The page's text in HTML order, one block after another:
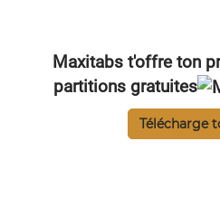
Maxitabs t'offre ton
partitions gratuites
Télécharge